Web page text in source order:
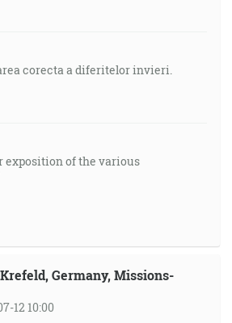
corecta a diferitelor invieri.
exposition of the various
Krefeld, Germany, Missions-
12 10:00